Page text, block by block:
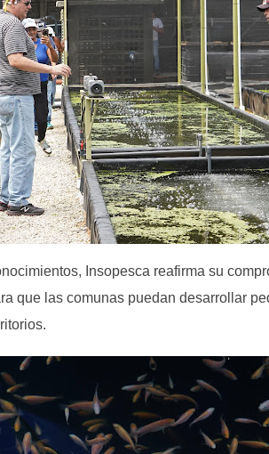
Insopesca reafirma su
que las comunas puedan desarrollar